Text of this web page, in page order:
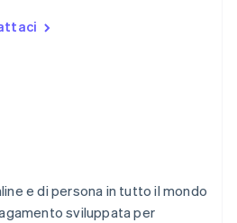
e di persona in tutto il mondo
sviluppata per